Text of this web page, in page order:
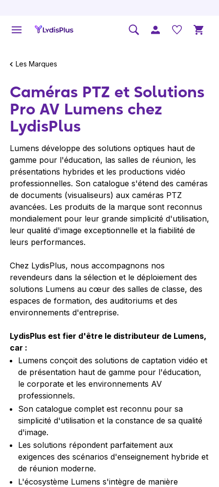
Les Marques
Caméras PTZ et Solutions
Pro AV Lumens chez
LydisPlus
Lumens développe des solutions optiques haut de
gamme pour l'éducation, las salles de réunion, les
présentations hybrides et les productions vidéo
professionnelles. Son catalogue s'étend des caméras
de documents (visualiseurs) aux caméras PTZ
avancées. Les produits de la marque sont reconnus
mondialement pour leur grande simplicité d'utilisation,
leur qualité d'image exceptionnelle et la fiabilité de
leurs performances.
Chez LydisPlus, nous accompagnons nos
revendeurs dans la sélection et le déploiement des
solutions Lumens au cœur des salles de classe, des
espaces de formation, des auditoriums et des
environnements d'entreprise.
LydisPlus est fier d'être le distributeur de Lumens,
car :
Lumens conçoit des solutions de captation vidéo et
de présentation haut de gamme pour l'éducation,
le corporate et les environnements AV
professionnels.
Son catalogue complet est reconnu pour sa
simplicité d'utilisation et la constance de sa qualité
d'image.
Les solutions répondent parfaitement aux
exigences des scénarios d'enseignement hybride et
de réunion moderne.
L'écosystème Lumens s'intègre de manière